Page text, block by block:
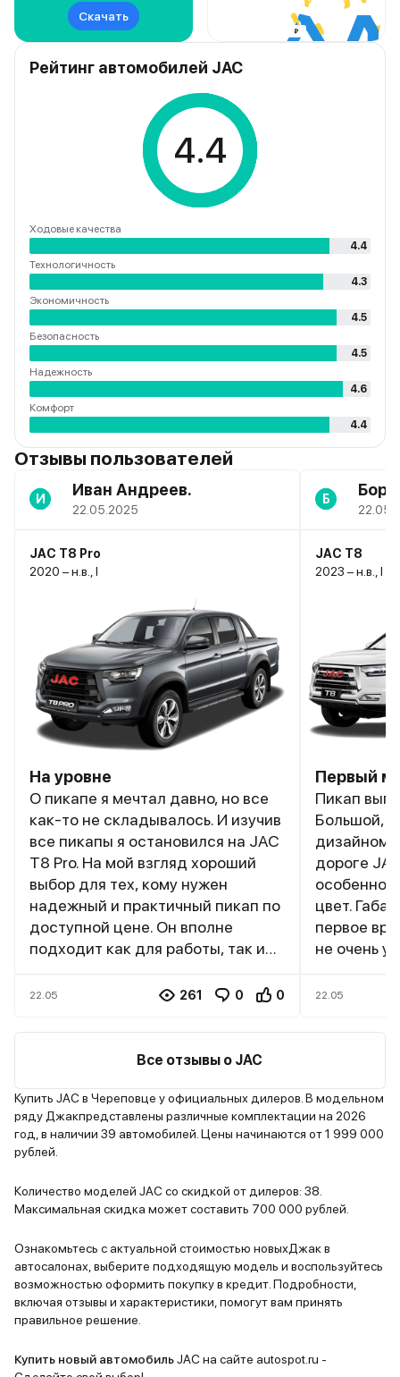
Скачать
Рейтинг автомобилей JAC
4.4
Ходовые качества
4.4
Технологичность
4.3
Экономичность
4.5
Безопасность
4.5
Надежность
4.6
Комфорт
4.4
Отзывы пользователей
И Иван Андреев.
22.05.2025
JAC T8 Pro
2020 – н.в., I
На уровне
О пикапе я мечтал давно, но все
как-то не складывалось. И изучив
все пикапы я остановился на JAC
T8 Pro. На мой взгляд хороший
выбор для тех, кому нужен
надежный и практичный пикап по
доступной цене. Он вполне
подходит как для работы, так и
есть некоторые compromises в
за свою цену это вполне
оправданный автомобиль. Если
хорошим соотношением цены и
качества, то JAC T8 Pro стоит
рассмотреть. Полный привод
передача. Обожаю этот
автомобиль.
22.05 261 0 0
Б
JAC T8
2023 – н.в., I
Первый
Пикап
Большой,
дизайном
дороге
особенно
цвет.
первое
не очень
возил в
друга).
добротно,
боковой
есть все
заднего
22.05
Все отзывы о JAC
Купить JAC в Череповце у официальных дилеров. В модельном
ряду Джакпредставлены различные комплектации на 2026
год, в наличии 39 автомобилей. Цены начинаются от 1 999 000
рублей.
Количество моделей JAC со скидкой от дилеров: 38.
Максимальная скидка может составить 700 000 рублей.
Ознакомьтесь с актуальной стоимостью новыхДжак в
автосалонах, выберите подходящую модель и воспользуйтесь
возможностью оформить покупку в кредит. Подробности,
включая отзывы и характеристики, помогут вам принять
правильное решение.
Купить новый автомобильJAC на сайте autospot.ru -